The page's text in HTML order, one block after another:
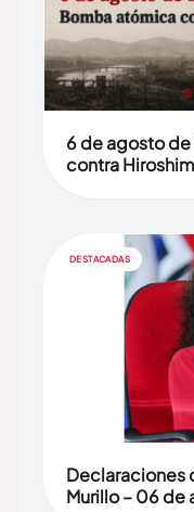
6 de agosto
contra
DESTACADAS
Declaraciones
Murillo – 06